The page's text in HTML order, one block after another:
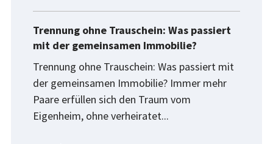
Trennung ohne Trauschein: Was passiert
mit der gemeinsamen Immobilie?
Trennung ohne Trauschein: Was passiert mit
der gemeinsamen Immobilie? Immer mehr
Paare erfüllen sich den Traum vom
Eigenheim, ohne verheiratet...